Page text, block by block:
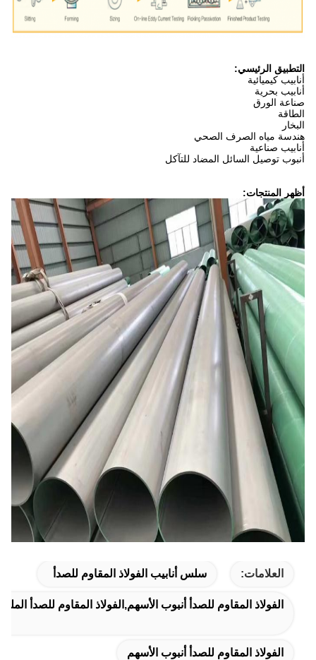
التطبيق الرئيسي:
أنابيب كيميائية
أنابيب بحرية
صناعة الورق
الطاقة
البخار
هندسة مياه الصرف الصحي
أنابيب صناعية
أنبوب توصيل السائل المضاد للتآكل
أظهر المنتجات:
العلامات: سلس أنابيب الفولاذ المقاوم للصدأ
الفولاذ المقاوم للصدأ أنبوب الأسهم,الفولاذ المقاوم للصدأ
الفولاذ المقاوم للصدأ أنبوب الأسهم